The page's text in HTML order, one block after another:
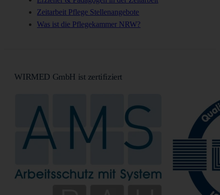
Zeitarbeit Pflege Stellenangebote
Was ist die Pflegekammer NRW?
WIRMED GmbH ist zertifiziert